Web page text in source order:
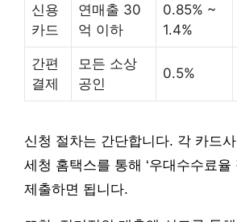
신용
카드
연매출 30
억 이하
0.85% ~
1.4%
간편
결제
모든 소상
공인
0.5%
신청 절차는 간단합니다. 각 카드
세청 홈택스를 통해 ‘우대수수료율
제출하면 됩니다.